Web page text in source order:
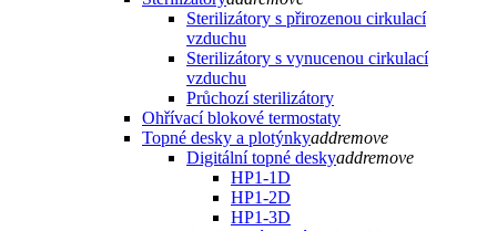
Sterilizátory s přirozenou cirkulací
vzduchu
Sterilizátory s vynucenou cirkulací
vzduchu
Průchozí sterilizátory
Ohřívací blokové termostaty
Topné desky a plotýnkyaddremove
Digitální topné deskyaddremove
HP1-1D
HP1-2D
HP1-3D